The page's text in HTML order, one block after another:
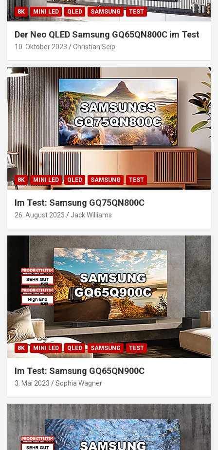
8K MINI LED QLED SAMSUNG TEST
Der Neo QLED Samsung GQ65QN800C im Test
10. Oktober 2023 Christian Seip
8K MINI LED QLED SAMSUNG TEST
Im Test: Samsung GQ75QN800C
26. August 2023 Jack Williams
8K MINI LED QLED SAMSUNG TEST
Im Test: Samsung GQ65QN900C
3. Mai 2023 Sophia Wagner